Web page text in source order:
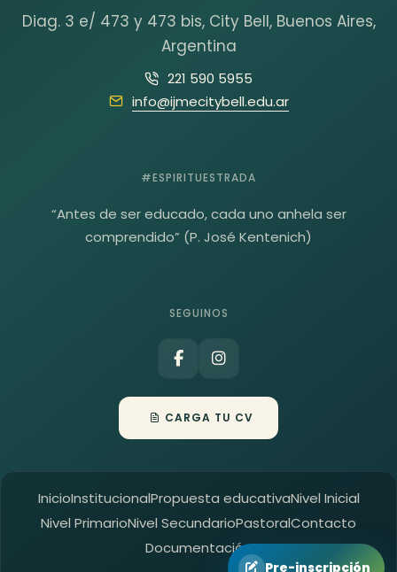
Diag. 3 e/ 473 y 473 bis, City Bell, Buenos Aires,
Argentina
221 590 5955
info@ijmecitybell.edu.ar
#ESPIRITUESTRADA
“Antes de ser educado, cada uno anhela ser
comprendido” (P. José Kentenich)
SEGUINOS
CARGA TU CV
InicioInstitucionalPropuesta educativaNivel Inicial
Nivel PrimarioNivel SecundarioPastoralContacto
Documentación
Pre-inscripción